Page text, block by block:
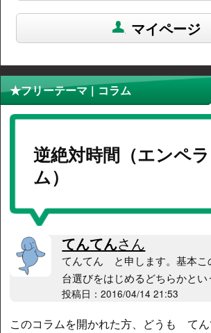
マイページ
★フリーテーマ | コラム
逆絶対時間（エンペ
ム）
てんてんさん
てんてん と申します。基本こ
台選びをはじめるどちらかとい
投稿日：2016/04/14 21:53
このコラムを開かれた方、どうも てん